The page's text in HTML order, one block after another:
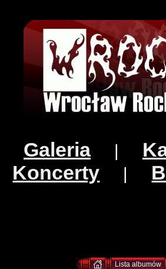
Galeria|
Koncerty |
Lista albumów